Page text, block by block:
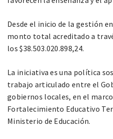
Desde el inicio de la gestión
monto total acreditado a
los $38.503.020.898,24.
La iniciativa es una política
trabajo articulado entre el
gobiernos locales, en el
Fortalecimiento Educativo
Ministerio de Educación.